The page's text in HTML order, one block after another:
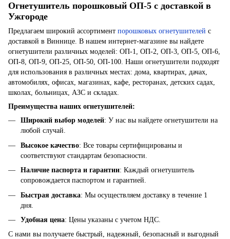
Огнетушитель порошковый ОП-5 с доставкой в
Ужгороде
Предлагаем широкий ассортимент порошковых огнетушителей с
доставкой в Виннице. В нашем интернет-магазине вы найдете
огнетушители различных моделей: ОП-1, ОП-2, ОП-3, ОП-5, ОП-6,
ОП-8, ОП-9, ОП-25, ОП-50, ОП-100. Наши огнетушители подходят
для использования в различных местах: дома, квартирах, дачах,
автомобилях, офисах, магазинах, кафе, ресторанах, детских садах,
школах, больницах, АЗС и складах.
Преимущества наших огнетушителей:
Широкий выбор моделей: У нас вы найдете огнетушители на
любой случай.
Высокое качество: Все товары сертифицированы и
соответствуют стандартам безопасности.
Наличие паспорта и гарантии: Каждый огнетушитель
сопровождается паспортом и гарантией.
Быстрая доставка: Мы осуществляем доставку в течение 1
дня.
Удобная цена: Цены указаны с учетом НДС.
С нами вы получаете быстрый, надежный, безопасный и выгодный